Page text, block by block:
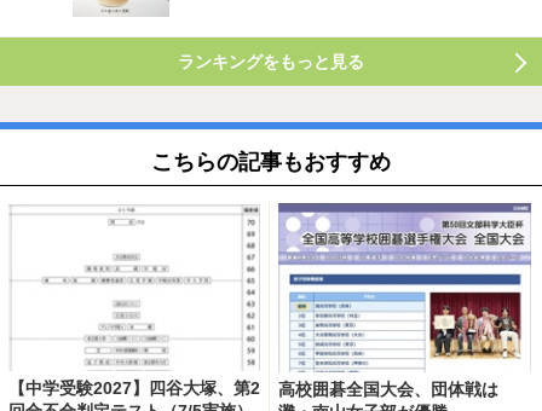
ランキングをもっと見る
こちらの記事もおすすめ
【中学受験2027】四谷大塚、第2
高校囲碁全国大会、団体戦は